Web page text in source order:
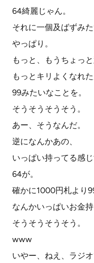
64綺麗じゃん。
それに一個及ばずみ
やっぱり。
もっと、もうちょっ
もっとキリよくなれ
99みたいなことを。
そうそうそうそう。
あー、そうなんだ。
逆になんかあの、
いっぱい持ってる感じ
64が。
確かに1000円札より
なんかいっぱいお金
そうそうそうそう。
www
いやー、ねえ、ラジ